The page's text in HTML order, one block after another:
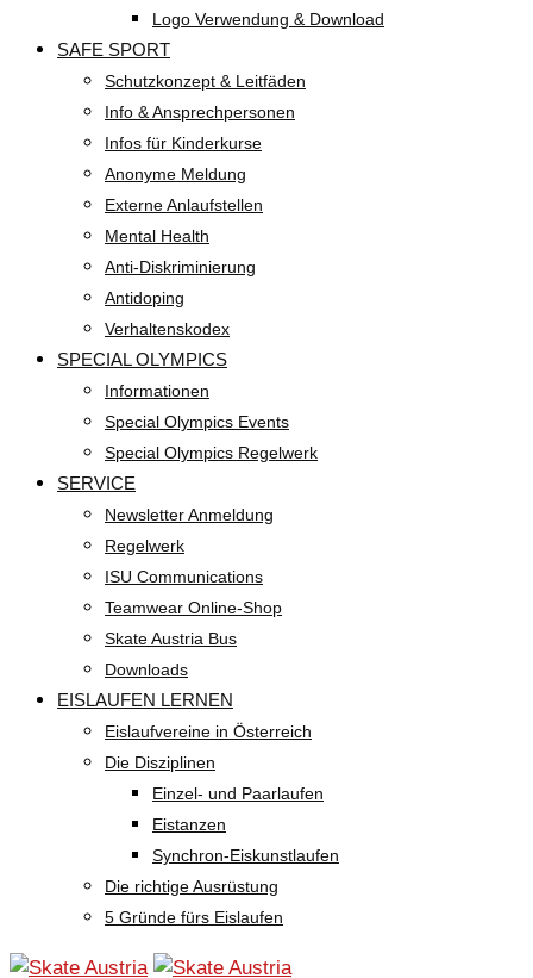
Logo Verwendung & Download
SAFE SPORT
Schutzkonzept & Leitfäden
Info & Ansprechpersonen
Infos für Kinderkurse
Anonyme Meldung
Externe Anlaufstellen
Mental Health
Anti-Diskriminierung
Antidoping
Verhaltenskodex
SPECIAL OLYMPICS
Informationen
Special Olympics Events
Special Olympics Regelwerk
SERVICE
Newsletter Anmeldung
Regelwerk
ISU Communications
Teamwear Online-Shop
Skate Austria Bus
Downloads
EISLAUFEN LERNEN
Eislaufvereine in Österreich
Die Disziplinen
Einzel- und Paarlaufen
Eistanzen
Synchron-Eiskunstlaufen
Die richtige Ausrüstung
5 Gründe fürs Eislaufen